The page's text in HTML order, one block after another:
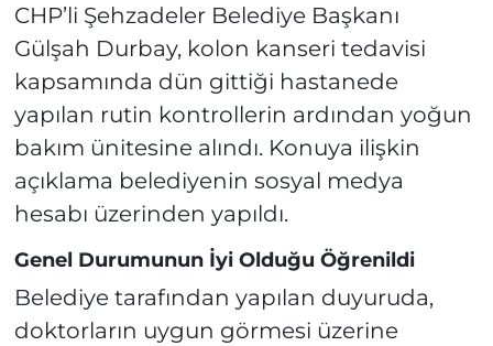
CHP’li Şehzadeler Belediye Başkanı
Gülşah Durbay, kolon kanseri tedavisi
kapsamında dün gittiği hastanede
yapılan rutin kontrollerin ardından yoğun
bakım ünitesine alındı. Konuya ilişkin
açıklama belediyenin sosyal medya
hesabı üzerinden yapıldı.
Genel Durumunun İyi Olduğu Öğrenildi
Belediye tarafından yapılan duyuruda,
doktorların uygun görmesi üzerine